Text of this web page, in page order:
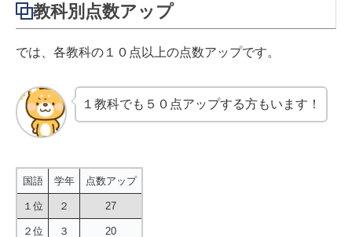
教科別点数アップ
では、各教科の１０点以上の点数アップです。
１教科でも５０点アップする方もいます！
国語 学年 点数アップ
１位 ２ 27
２位 ３ 20